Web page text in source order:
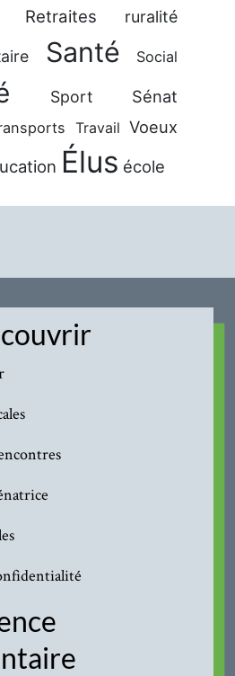
Retraites ruralité
Santé Social
Sport Sénat
Travail Voeux
Élus école